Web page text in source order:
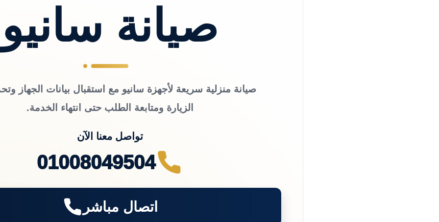
صيانة سانيو
صيانة منزلية سريعة لأجهزة سانيو مع استقبال بيانات الجهاز
الزيارة ومتابعة الطلب حتى انتهاء الخدمة.
تواصل معنا الآن
01008049504
اتصال مباشر